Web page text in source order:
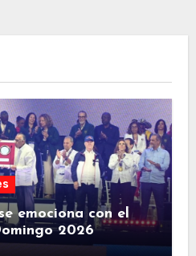
emociona con el
2026